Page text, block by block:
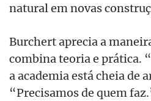
natural em novas
Burchert aprecia a
combina teoria e prática.
a academia está cheia de
“Precisamos de quem